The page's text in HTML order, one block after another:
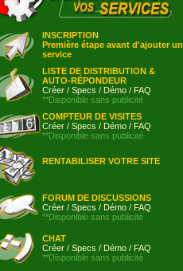
INSCRIPTION
Première étape avant d'ajouter un
service
LISTE DE DISTRIBUTION &
AUTO-RÉPONDEUR
Créer / Specs / Démo / FAQ
**Disponible sans publicité
COMPTEUR DE VISITES
Créer / Specs / Démo / FAQ
**Disponible sans publicité
RENTABILISER VOTRE SITE
FORUM DE DISCUSSIONS
Créer / Specs / Démo / FAQ
**Disponible sans publicité
CHAT
Créer / Specs / Démo / FAQ
**Disponible sans publicité